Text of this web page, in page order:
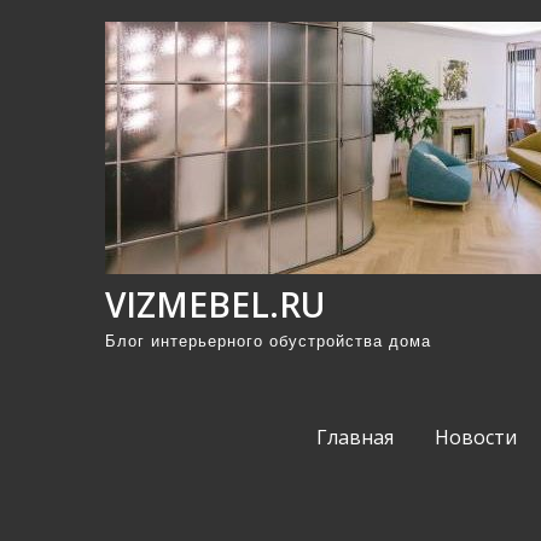
VIZMEBEL.RU
Блог интерьерного обустройства дома
Главная Новости